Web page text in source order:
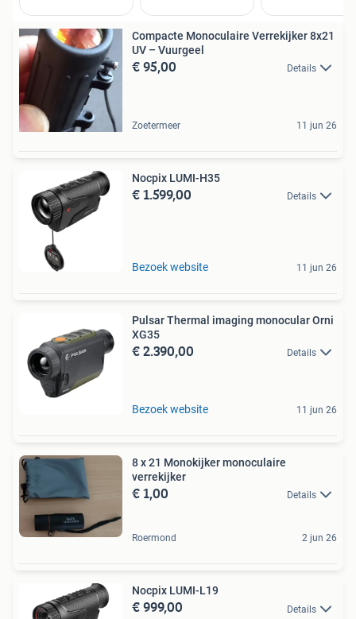
Compacte Monoculaire Verrekijker 8x21
UV – Vuurgeel
€ 95,00 Details
Zoetermeer 11 jun 26
Nocpix LUMI-H35
€ 1.599,00 Details
Bezoek website 11 jun 26
Pulsar Thermal imaging monocular Orni
XG35
€ 2.390,00 Details
Bezoek website 11 jun 26
8 x 21 Monokijker monoculaire
verrekijker
€ 1,00 Details
Roermond 2 jun 26
Nocpix LUMI-L19
€ 999,00 Details